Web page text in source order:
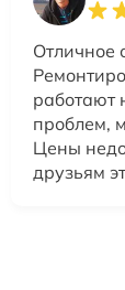
Отличное
работают
проблем,
Цены
друзьям